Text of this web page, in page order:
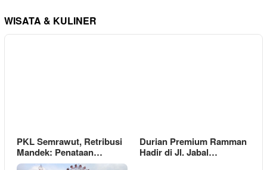
WISATA & KULINER
PKL Semrawut, Retribusi
Mandek: Penataan…
Durian Premium Ramman
Hadir di Jl. Jabal…